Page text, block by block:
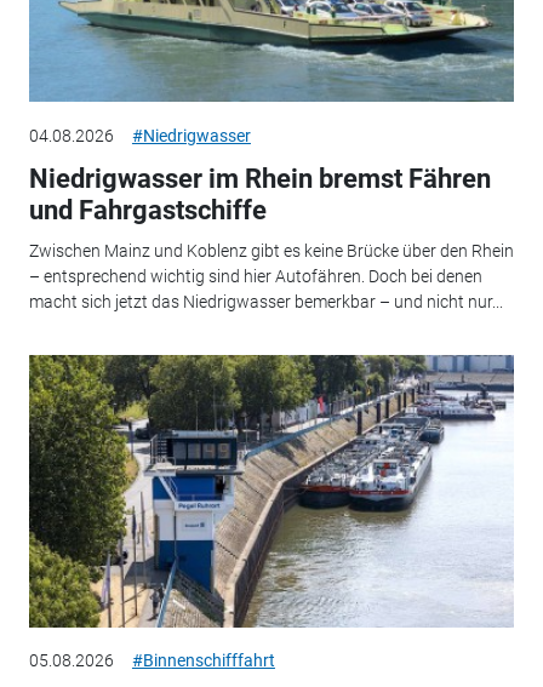
04.08.2026 #Niedrigwasser
Niedrigwasser im Rhein bremst Fähren
und Fahrgastschiffe
Zwischen Mainz und Koblenz gibt es keine Brücke über den Rhein
– entsprechend wichtig sind hier Autofähren. Doch bei denen
macht sich jetzt das Niedrigwasser bemerkbar – und nicht nur...
05.08.2026 #Binnenschifffahrt